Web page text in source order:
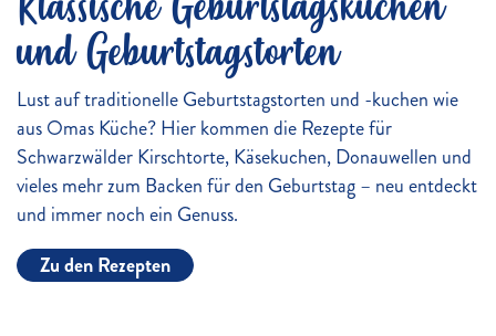
und Geburtstagstorten
Lust auf traditionelle Geburtstagstorten und -kuchen wie
aus Omas Küche? Hier kommen die Rezepte für
Schwarzwälder Kirschtorte, Käsekuchen, Donauwellen und
vieles mehr zum Backen für den Geburtstag – neu entdeckt
und immer noch ein Genuss.
Zu den Rezepten